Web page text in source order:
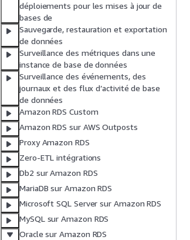
déploiements pour les mises à jour de
bases de
Sauvegarde, restauration et exportation
de données
Surveillance des métriques dans une
instance de base de données
Surveillance des événements, des
journaux et des flux d’activité de base
de données
Amazon RDS Custom
Amazon RDS sur AWS Outposts
Proxy Amazon RDS
Zero-ETL intégrations
Db2 sur Amazon RDS
MariaDB sur Amazon RDS
Microsoft SQL Server sur Amazon RDS
MySQL sur Amazon RDS
Oracle sur Amazon RDS